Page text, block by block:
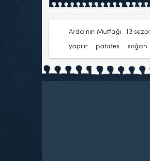
Arda'nın Mutfağı
yapılır
patates soğan